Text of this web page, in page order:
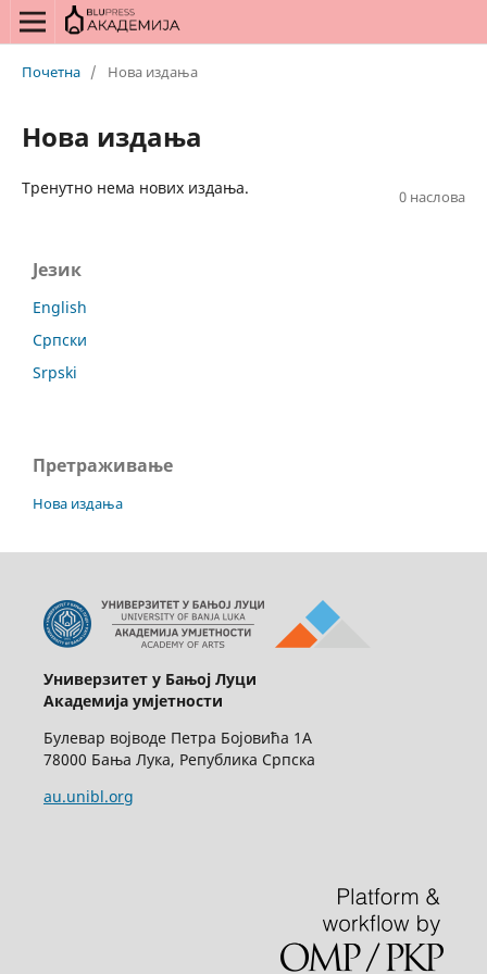
Почетна / Нова издања
Нова издања
0 наслова
Тренутно нема нових издања.
Језик
English
Српски
Srpski
Претраживање
Нова издања
Универзитет у Бањој Луци
Академија умјетности
Булевар војводе Петра Бојовића 1А
78000 Бања Лука, Република Српска
au.unibl.org